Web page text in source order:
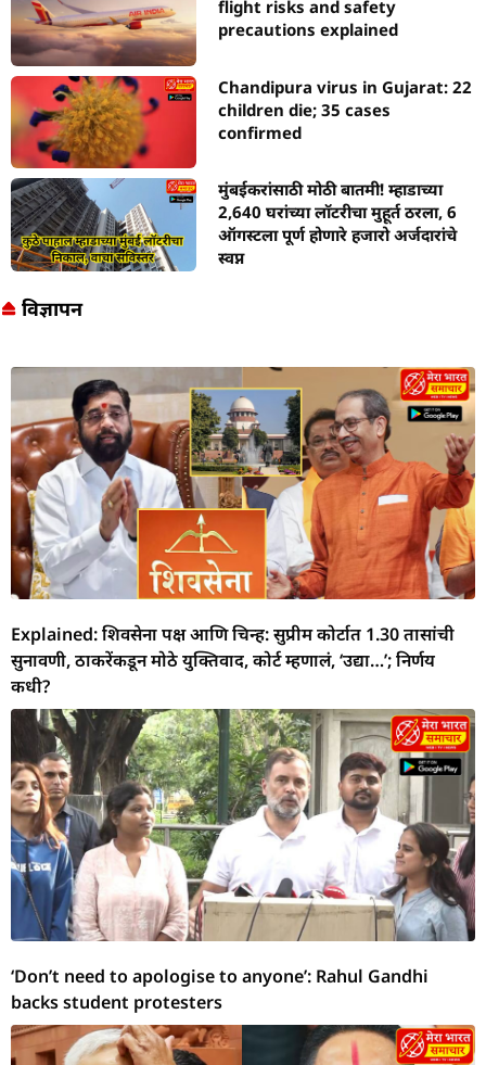
flight risks and safety
precautions explained
Chandipura virus in Gujarat: 22
children die; 35 cases
confirmed
मुंबईकरांसाठी मोठी बातमी! म्हाडाच्या
2,640 घरांच्या लॉटरीचा मुहूर्त ठरला, 6
ऑगस्टला पूर्ण होणारे हजारो अर्जदारांचे
स्वप्न
विज्ञापन
Explained: शिवसेना पक्ष आणि चिन्ह: सुप्रीम कोर्टात 1.30 तासांची
सुनावणी, ठाकरेंकडून मोठे युक्तिवाद, कोर्ट म्हणालं, ‘उद्या…’; निर्णय
कधी?
‘Don’t need to apologise to anyone’: Rahul Gandhi
backs student protesters